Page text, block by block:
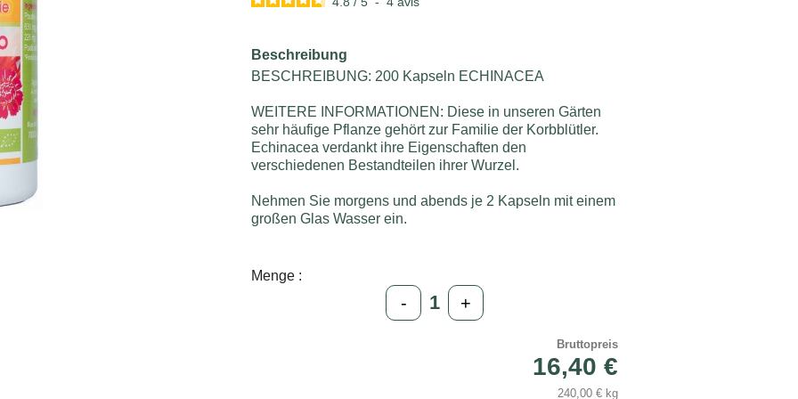
Beschreibung
BESCHREIBUNG: 200 Kapseln ECHINACEA
WEITERE INFORMATIONEN: Diese in unseren Gärten
sehr häufige Pflanze gehört zur Familie der Korbblütler.
Echinacea verdankt ihre Eigenschaften den
verschiedenen Bestandteilen ihrer Wurzel.
Nehmen Sie morgens und abends je 2 Kapseln mit einem
großen Glas Wasser ein.
Menge :
- +
Bruttopreis
16,40 €
240,00 € kg